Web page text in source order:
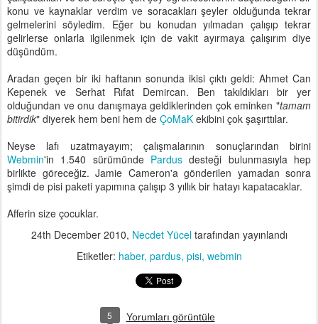
konu ve kaynaklar verdim ve soracakları şeyler olduğunda tekrar
gelmelerini söyledim. Eğer bu konudan yılmadan çalışıp tekrar
gelirlerse onlarla ilgilenmek için de vakit ayırmaya çalışırım diye
düşündüm.
Aradan geçen bir iki haftanın sonunda ikisi çıktı geldi: Ahmet Can
Kepenek ve Serhat Rıfat Demircan. Ben takıldıkları bir yer
olduğundan ve onu danışmaya geldiklerinden çok eminken "tamam
bitirdik" diyerek hem beni hem de ÇoMaK ekibini çok şaşırttılar.
Neyse lafı uzatmayayım; çalışmalarının sonuçlarından birini
Webmin'in 1.540 sürümünde Pardus desteği bulunmasıyla hep
birlikte göreceğiz. Jamie Cameron'a gönderilen yamadan sonra
şimdi de pisi paketi yapımına çalışıp 3 yıllık bir hatayı kapatacaklar.
Afferin size çocuklar.
24th December 2010, Necdet Yüceltarafından yayınlandı
Etiketler: haber pardus pisi webmin
5 Yorumları görüntüle